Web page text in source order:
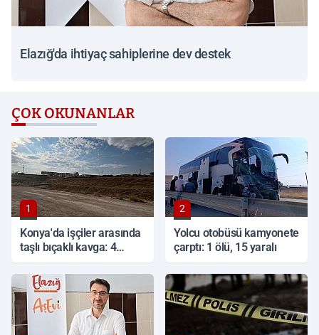
Elazığ'da ihtiyaç sahiplerine dev destek
ÇOK OKUNANLAR
1
Konya'da işçiler arasında
taşlı bıçaklı kavga: 4
2
Yolcu otobüsü kamyonete
çarptı: 1 ölü, 15 yaralı